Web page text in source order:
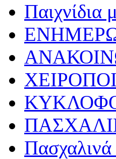
Παιχνίδια